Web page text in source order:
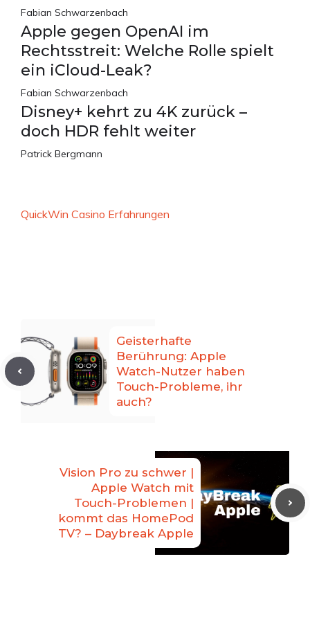
Fabian Schwarzenbach
Apple gegen OpenAI im
Rechtsstreit: Welche Rolle spielt
ein iCloud-Leak?
Fabian Schwarzenbach
Disney+ kehrt zu 4K zurück –
doch HDR fehlt weiter
Patrick Bergmann
QuickWin Casino Erfahrungen
Geisterhafte
Berührung: Apple
Watch-Nutzer haben
Touch-Probleme, ihr
auch?
Vision Pro zu schwer |
Apple Watch mit
Touch-Problemen |
kommt das HomePod
TV? – Daybreak Apple